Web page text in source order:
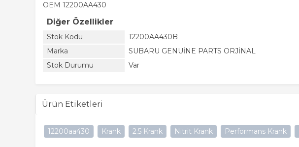
OEM 12200AA430
Diğer Özellikler
Stok Kodu
12200AA430B
Marka
SUBARU GENUİNE PARTS ORJİNAL
Stok Durumu
Var
Ürün Etiketleri
12200aa430 Krank 2.5 Krank Nitrit Krank Performans Krank